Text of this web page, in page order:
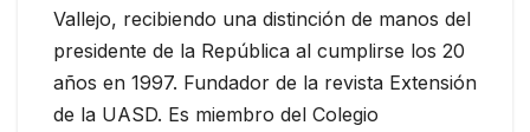
Vallejo, recibiendo una distinción de manos del
presidente de la República al cumplirse los 20
años en 1997. Fundador de la revista Extensión
de la UASD. Es miembro del Colegio